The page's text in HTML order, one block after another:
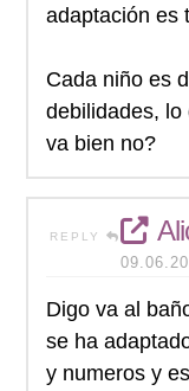
adaptación es
Cada niño es
debilidades,
va bien no?
REPLY
Digo va al
se ha
y numeros y